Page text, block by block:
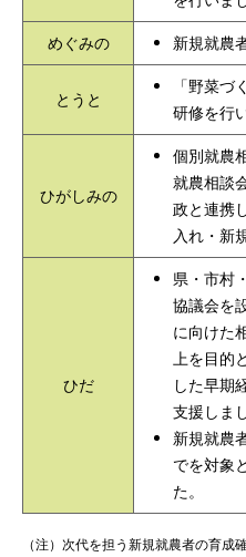
めぐみの 新規就農
とうと
「野菜
研修を行
ひがしみの
個別就農
就農相談
政と連携
入れ・新
ひだ
県・市村
協議会を
に向けた
上を目的
した早期
支援しま
新規就農
でを対象
た。
（注）次代を担う新規就農者の育